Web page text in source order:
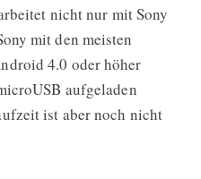
nicht nur mit Sony
mit den meisten
4.0 oder höher
aufgeladen
ist aber noch nicht